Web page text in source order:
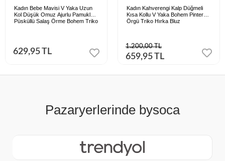
Kadın Bebe Mavisi V Yaka Uzun
Kol Düşük Omuz Ajurlu Pamuklu
Püsküllü Salaş Örme Bohem Triko
629,95 TL
Kadın Kahverengi Kalp Düğmeli
Kısa Kollu V Yaka Bohem Pinterest
Örgü Triko Hırka Bluz
1.200,00 TL
659,95 TL